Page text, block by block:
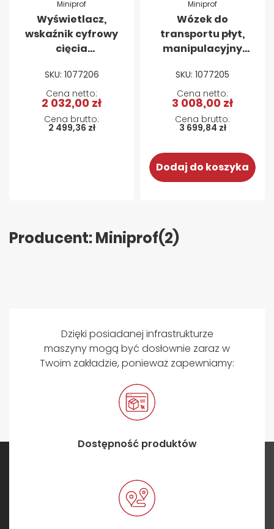
Miniprof
Wyświetlacz,
wskaźnik cyfrowy
cięcia
prawa strona
SKU: 1077206
2 499,36 zł
2 032,00 zł
Miniprof
Wózek do
transportu płyt,
manipulacyjny
SKU: 1077205
3 699,84 zł
3 008,00 zł
Dodaj do koszyka
Producent: Miniprof(2)
Dzięki posiadanej infrastrukturze
maszyny mogą być dosłownie zaraz w
Twoim zakładzie, ponieważ zapewniamy:
Dostępność produktów